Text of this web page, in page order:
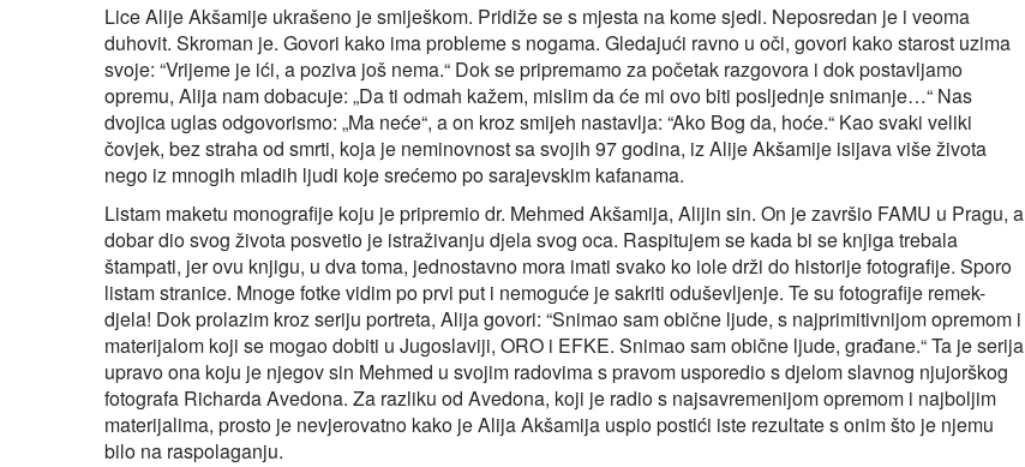
Lice Alije Akšamije ukrašeno je smiješkom. Pridiže se s mjesta na kome sjedi. Neposredan je i veoma
duhovit. Skroman je. Govori kako ima probleme s nogama. Gledajući ravno u oči, govori kako starost uzima
svoje: “Vrijeme je ići, a poziva još nema.“ Dok se pripremamo za početak razgovora i dok postavljamo
opremu, Alija nam dobacuje: „Da ti odmah kažem, mislim da će mi ovo biti posljednje snimanje…“ Nas
dvojica uglas odgovorismo: „Ma neće“, a on kroz smijeh nastavlja: “Ako Bog da, hoće.“ Kao svaki veliki
čovjek, bez straha od smrti, koja je neminovnost sa svojih 97 godina, iz Alije Akšamije isijava više života
nego iz mnogih mladih ljudi koje srećemo po sarajevskim kafanama.
Listam maketu monografije koju je pripremio dr. Mehmed Akšamija, Alijin sin. On je završio FAMU u Pragu, a
dobar dio svog života posvetio je istraživanju djela svog oca. Raspitujem se kada bi se knjiga trebala
štampati, jer ovu knjigu, u dva toma, jednostavno mora imati svako ko iole drži do historije fotografije. Sporo
listam stranice. Mnoge fotke vidim po prvi put i nemoguće je sakriti oduševljenje. Te su fotografije remek-
djela! Dok prolazim kroz seriju portreta, Alija govori: “Snimao sam obične ljude, s najprimitivnijom opremom i
materijalom koji se mogao dobiti u Jugoslaviji, ORO i EFKE. Snimao sam obične ljude, građane.“ Ta je serija
upravo ona koju je njegov sin Mehmed u svojim radovima s pravom usporedio s djelom slavnog njujorškog
fotografa Richarda Avedona. Za razliku od Avedona, koji je radio s najsavremenijom opremom i najboljim
materijalima, prosto je nevjerovatno kako je Alija Akšamija uspio postići iste rezultate s onim što je njemu
bilo na raspolaganju.